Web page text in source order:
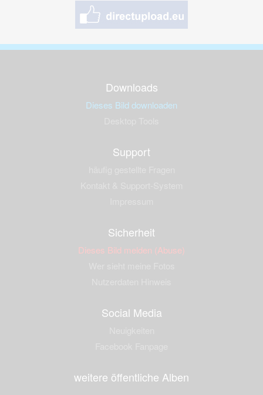
Downloads
Dieses Bild downloaden
Support
Sicherheit
Dieses Bild melden (Abuse)
Social Media
weitere öffentliche Alben